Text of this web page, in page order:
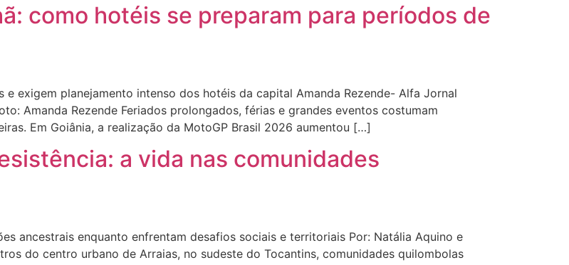
como hotéis se preparam para períodos de
exigem planejamento intenso dos hotéis da capital Amanda Rezende- Alfa Jornal
Amanda Rezende Feriados prolongados, férias e grandes eventos costumam
Em Goiânia, a realização da MotoGP Brasil 2026 aumentou […]
a vida nas comunidades
ancestrais enquanto enfrentam desafios sociais e territoriais Por: Natália Aquino e
do centro urbano de Arraias, no sudeste do Tocantins, comunidades quilombolas